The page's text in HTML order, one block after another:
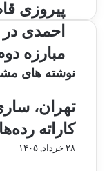
ی
ر
ی
ا
ط
ع
ا
پیروزی
احمدی در
مبارزه
نوشته های
تهران،
کاراته
۲۸ خرداد, ۱۴۰۵